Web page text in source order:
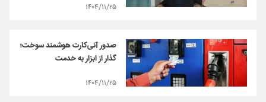
۱۴۰۴/۱۱/۲۵
صدور آنی‌کارت هوشمند سوخت؛
گذار از ابزار به خدمت
۱۴۰۴/۱۱/۲۵